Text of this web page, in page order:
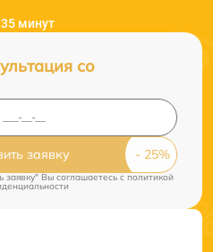
минут
со
заявку
заявку" Вы соглашаетесь cполитикой